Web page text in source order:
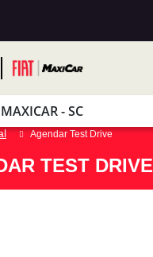
- SC
Agendar Test Drive
TEST DRIVE